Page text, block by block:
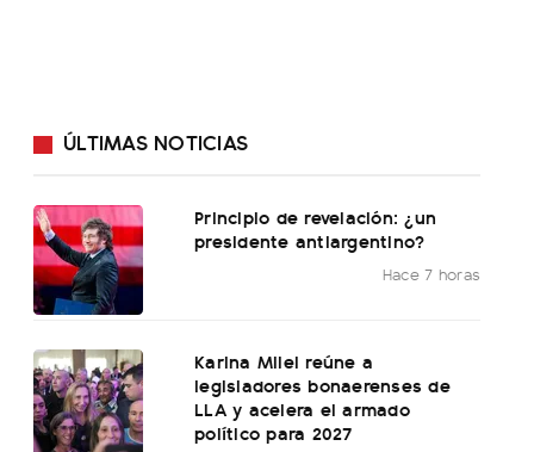
ÚLTIMAS NOTICIAS
Principio de revelación: ¿un
presidente antiargentino?
Hace 7 horas
Karina Milei reúne a
legisladores bonaerenses de
LLA y acelera el armado
político para 2027